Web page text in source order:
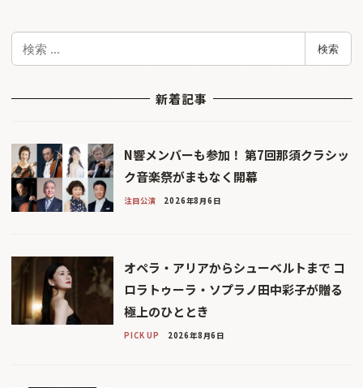
検
検索
新着記事
N響メンバーも参加！ 第7回那須クラシッ
ク音楽祭がまもなく開幕
注目公演 2026年8月6日
オペラ・アリアからシューベルトまで コ
ロラトゥーラ・ソプラノ田中彩子が贈る
極上のひととき
PICK UP 2026年8月6日